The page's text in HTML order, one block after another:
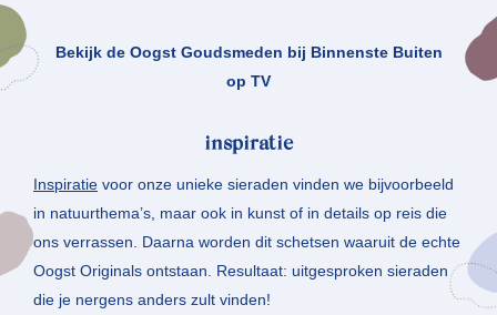
Bekijk de Oogst Goudsmeden bij Binnenste Buiten
op TV
inspiratie
Inspiratie voor onze unieke sieraden vinden we bijvoorbeeld
in natuurthema’s, maar ook in kunst of in details op reis die
ons verrassen. Daarna worden dit schetsen waaruit de echte
Oogst Originals ontstaan. Resultaat: uitgesproken sieraden
die je nergens anders zult vinden!